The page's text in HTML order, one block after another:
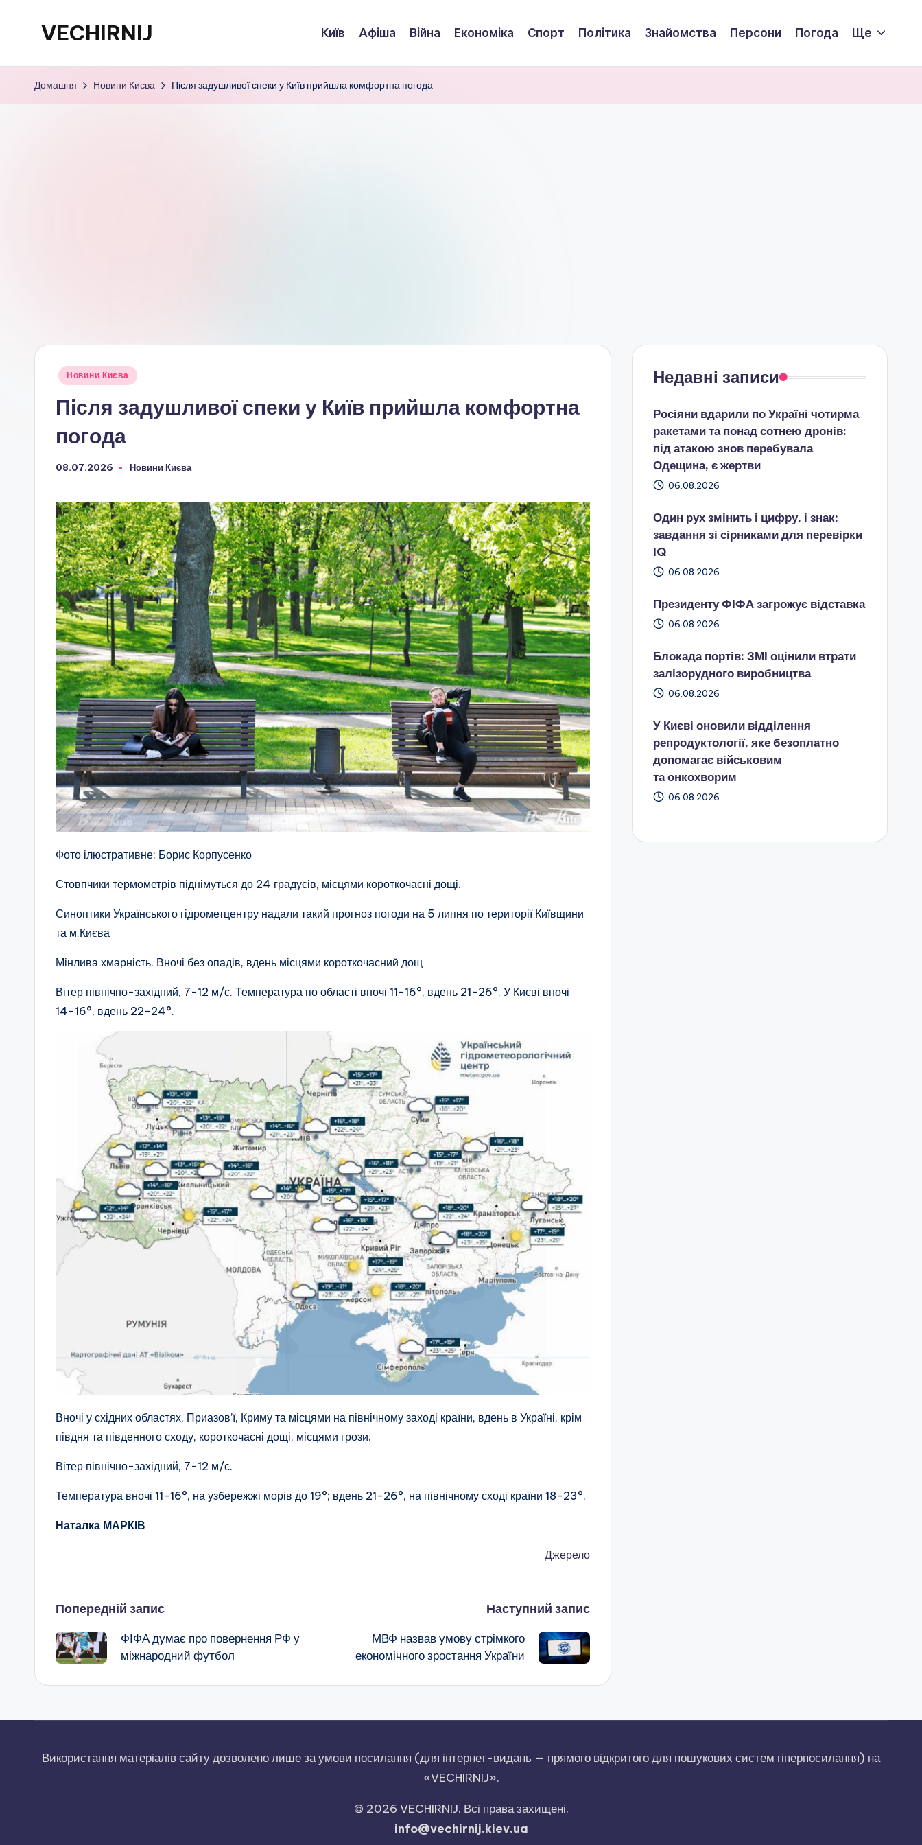
ПерейтиVECHIRNIJ Київ Афіша Війна Економіка Спорт Політика Знайомства Персони Погода Ще
Домашня Новини Києва Після задушливої спеки у Київ прийшла комфортна погода
Опубліковано
Новини Києва
Після задушливої спеки у Київ прийшла комфортна
погода
08.07.2026
Опубліковано
Новини Києва
Фото ілюстративне: Борис Корпусенко
Стовпчики термометрів піднімуться до 24 градусів, місцями короткочасні дощі.
Синоптики Українського гідрометцентру надали такий прогноз погоди на 5 липня по території Київщини
та м.Києва
Мінлива хмарність. Вночі без опадів, вдень місцями короткочасний дощ
Вітер північно-західний, 7-12 м/с. Температура по області вночі 11-16°, вдень 21-26°. У Києві вночі
14-16°, вдень 22-24°.
Вночі у східних областях, Приазов’ї, Криму та місцями на північному заході країни, вдень в Україні, крім
півдня та південного сходу, короткочасні дощі, місцями грози.
Вітер північно-західний, 7-12 м/с.
Температура вночі 11-16°, на узбережжі морів до 19°; вдень 21-26°, на північному сході країни 18-23°.
Наталка МАРКІВ
Джерело
Навігація
по
запису
Попередній запис
ФІФА думає про повернення РФ у
міжнародний футбол
Наступний запис
МВФ назвав умову стрімкого
економічного зростання України
Недавні записи
Росіяни вдарили по Україні чотирма
ракетами та понад сотнею дронів:
під атакою знов перебувала
Одещина, є жертви
06.08.2026
Один рух змінить і цифру, і знак:
завдання зі сірниками для перевірки
IQ
06.08.2026
Президенту ФІФА загрожує відставка
06.08.2026
Блокада портів: ЗМІ оцінили втрати
залізорудного виробництва
06.08.2026
У Києві оновили відділення
репродуктології, яке безоплатно
допомагає військовим
та онкохворим
06.08.2026
Використання матеріалів сайту дозволено лише за умови посилання (для інтернет-видань — прямого відкритого для пошукових систем гіперпосилання) на
«VECHIRNIJ».
© 2026 VECHIRNIJ. Всі права захищені.
info@vechirnij.kiev.ua